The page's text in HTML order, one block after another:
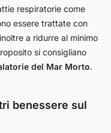
respiratorie come
essere trattate con
a ridurre al minimo
si consigliano
del Mar Morto.
benessere sul